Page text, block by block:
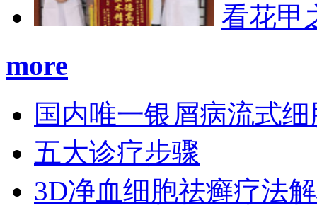
看花甲
more
国内唯一银屑病流式
五大诊疗步骤
3D净血细胞祛癣疗法